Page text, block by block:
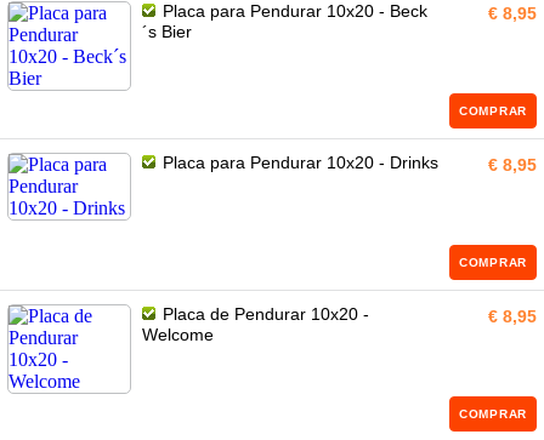
Placa para Pendurar 10x20 - Beck
´s Bier
€ 8,95
COMPRAR
Placa para Pendurar 10x20 - Drinks € 8,95
COMPRAR
Placa de Pendurar 10x20 -
Welcome
€ 8,95
COMPRAR